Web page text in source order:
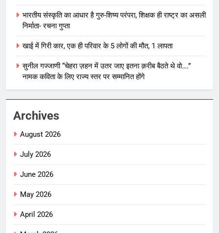
भारतीय संस्कृति का आधार है गुरु-शिष्य परंपरा, शिक्षक ही राष्ट्र का असली
निर्माता- रचना गुप्ता
खाई में गिरी कार, एक ही परिवार के 5 लोगों की मौत, 1 लापता
सुनील गज्जाणी “चेहरा ज़हन में उतर जाए इतना क़रीब बैठते थे वो….”
नामक कविता के लिए राज्य स्तर पर सम्मानित होंगे
Archives
August 2026
July 2026
June 2026
May 2026
April 2026